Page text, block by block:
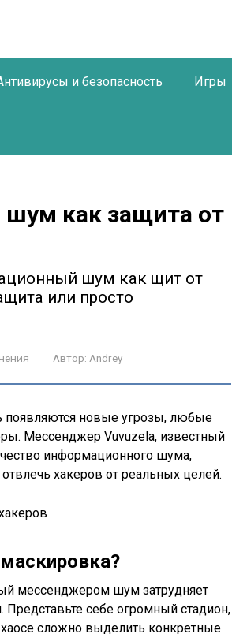
и безопасность Игры
как защита от
шум как щит от
или просто
Автор: Andrey
появляются новые угрозы, любые
Мессенджер Vuvuzela, известный
информационного шума,
хакеров от реальных целей.
мессенджером шум затрудняет
себе огромный стадион,
сложно выделить конкретные